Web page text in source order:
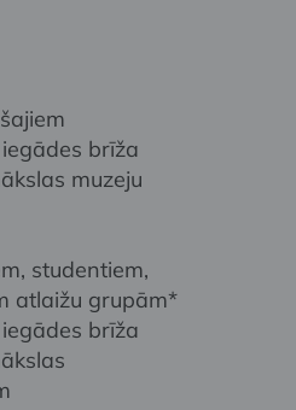
brīža
muzeju
studentiem,
atlaižu grupām*
brīža